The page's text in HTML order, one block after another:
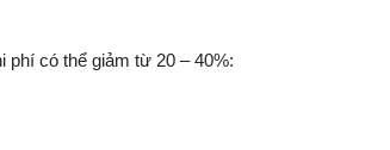
phí có thể giảm từ 20 – 40%: